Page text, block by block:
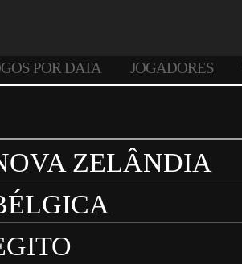
POR DATA JOGADORES
ZELÂNDIA